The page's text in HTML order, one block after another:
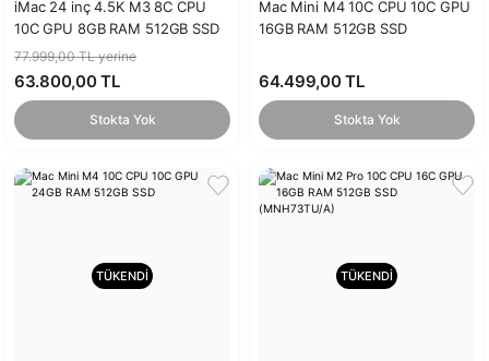
iMac 24 inç 4.5K M3 8C CPU
10C GPU 8GB RAM 512GB SSD
Gümüş (MQRK3TU/A)
77.999,00 TL yerine
63.800,00 TL
Stokta Yok
Mac Mini M4 10C CPU 10C GPU
16GB RAM 512GB SSD
64.499,00 TL
Stokta Yok
TÜKENDİ TÜKENDİ